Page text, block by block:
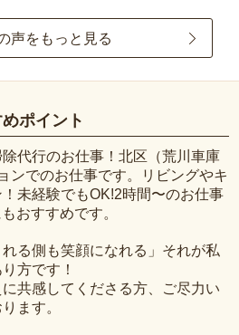
声をもっと見る
ポイント
代行のお仕事！北区（荒川車庫
ンでのお仕事です。リビングやキ
未経験でもOK!2時間〜のお仕事
おすすめです。
れる側も笑顔になれる」それが私
方です！
共感してくださる方、ご尽力い
ます。